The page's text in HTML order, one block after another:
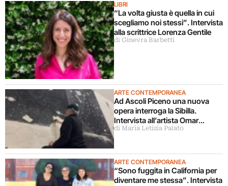
LIBRI
“La volta giusta è quella in cui
scegliamo noi stessi”. Intervista
alla scrittrice Lorenza Gentile
di Ginevra Barbetti
ARTE CONTEMPORANEA
Ad Ascoli Piceno una nuova
opera interroga la Sibilla.
Intervista all’artista Omar
Galliani
di Maria Letizia Paiato
ARTE CONTEMPORANEA
“Sono fuggita in California per
diventare me stessa”. Intervista